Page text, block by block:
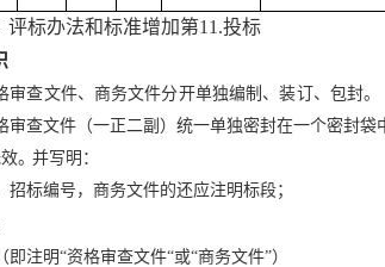
评标办法和标准增加第11.投标
审查文件、商务文件分开单独编制、装订、包封。
审查文件（一正二副）统一单独密封在一个密封袋
。 并写明：
招标编号，商务文件的还应注明标段；
即注明“资格审查文件“或“商务文件”）